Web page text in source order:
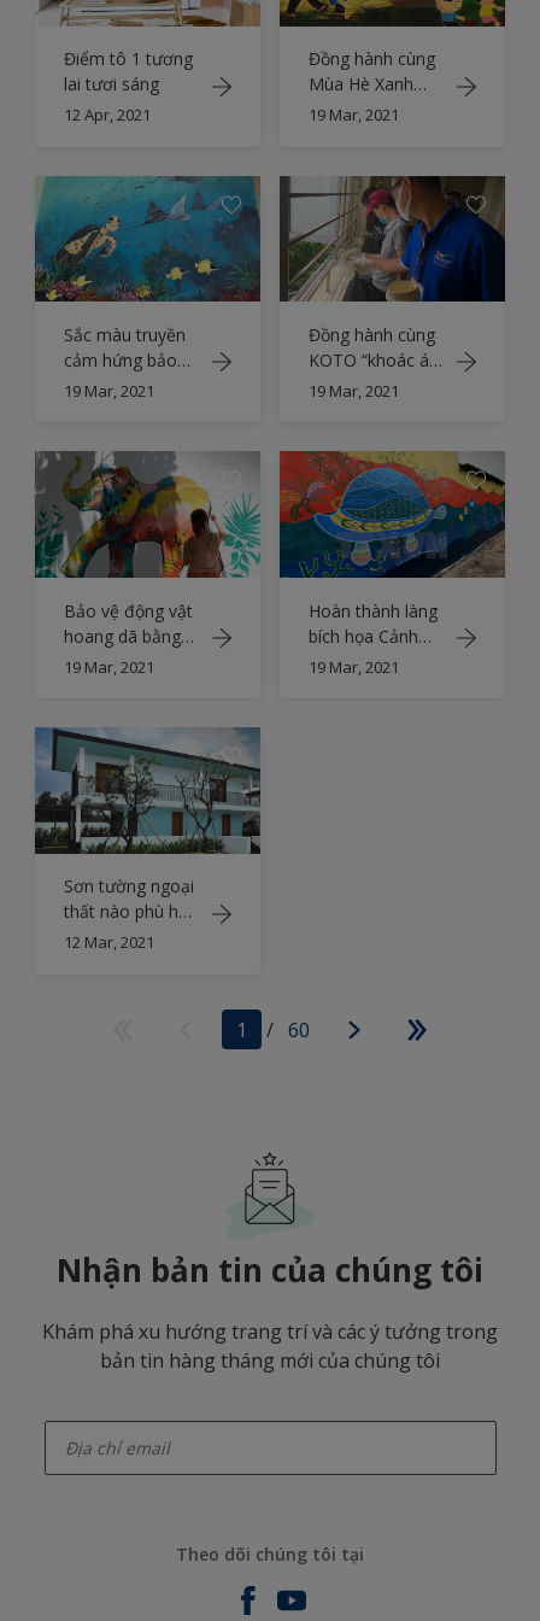
Điểm tô 1 tương
lai tươi sáng
12 Apr, 2021
Đồng hành cùng
Mùa Hè Xanh
2018, làm tươi
19 Mar, 2021
Sắc màu truyền
cảm hứng bảo
tồn đảo Lý Sơn
19 Mar, 2021
Đồng hành cùng
KOTO “khoác áo
mới” cho không
19 Mar, 2021
Bảo vệ động vật
hoang dã bằng
những sắc màu
19 Mar, 2021
Hoàn thành làng
bích họa Cảnh
Dương
19 Mar, 2021
Sơn tường ngoại
thất nào phù hợp
với khí hậu Việt
12 Mar, 2021
1 / 60
Nhận bản tin của chúng tôi
Khám phá xu hướng trang trí và các ý tưởng trong
bản tin hàng tháng mới của chúng tôi
Theo dõi chúng tôi tại